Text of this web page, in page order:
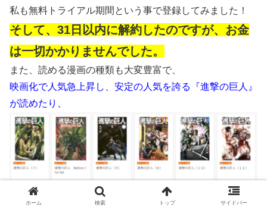
私も無料トライアル期間という事で登録してみました！
そして、31日以内に解約したのですが、お金
は一切かかりませんでした。
また、読める漫画の種類も大変豊富で、
映画化で人気急上昇し、安定の人気を誇る『進撃の巨人』
が読めたり、
ホーム 検索 トップ サイドバー